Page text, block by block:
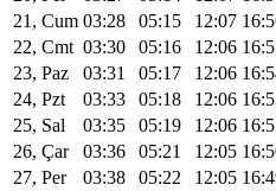
21, Cum 03:28 05:15 12:07
22, Cmt 03:30 05:16 12:06
23, Paz
03:31 05:17 12:06
24, Pzt
03:33 05:18 12:06
25, Sal
03:35 05:19 12:06
26, Çar
03:36 05:21 12:05
27, Per
03:38 05:22 12:05